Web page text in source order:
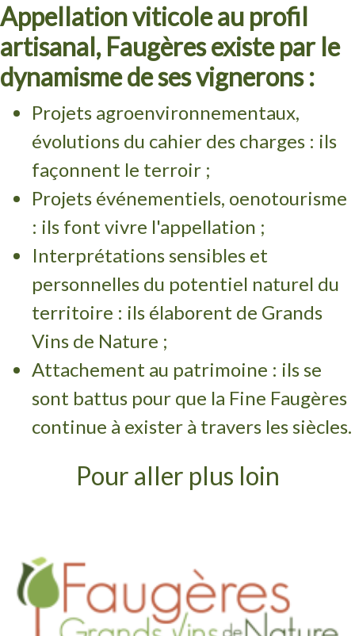
Appellation viticole au profil
artisanal, Faugères existe par le
dynamisme de ses vignerons :
Projets agroenvironnementaux,
évolutions du cahier des charges : ils
façonnent le terroir ;
Projets événementiels, oenotourisme
: ils font vivre l'appellation ;
Interprétations sensibles et
personnelles du potentiel naturel du
territoire : ils élaborent de Grands
Vins de Nature ;
Attachement au patrimoine : ils se
sont battus pour que la Fine Faugères
continue à exister à travers les siècles.
Pour aller plus loin